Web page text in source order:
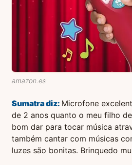
amazon.es
Sumatradiz: Microfone
de 2 anos quanto o meu filho
bom dar para tocar música
também cantar com músicas
luzes são bonitas. Brinquedo